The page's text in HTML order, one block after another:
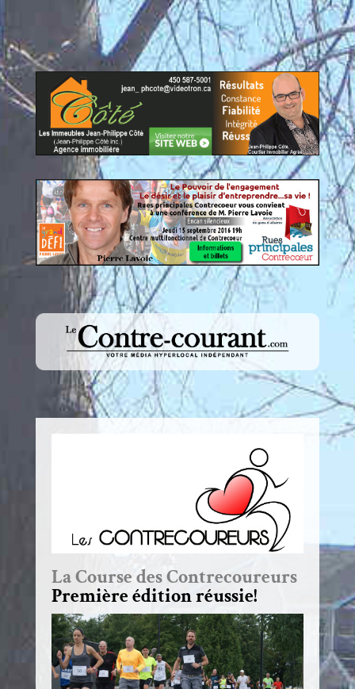
La Course des Contrecoureurs
Première édition réussie!